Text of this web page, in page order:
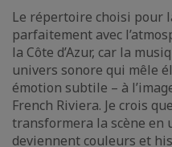
Le répertoire choisi pour
parfaitement avec
la Côte d’Azur, car la
univers sonore qui mêle
émotion subtile – à
French Riviera. Je crois
transformera la scène en
deviennent couleurs et